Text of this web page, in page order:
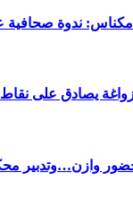
ندوة صحافية
يصادق على نقاط
حضور